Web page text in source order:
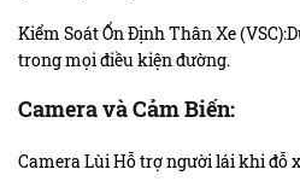
Kiểm Soát Ổn Định Thân Xe
trong mọi điều kiện đường.
Camera và Cảm Biến:
Camera Lùi Hỗ trợ người lái khi đỗ